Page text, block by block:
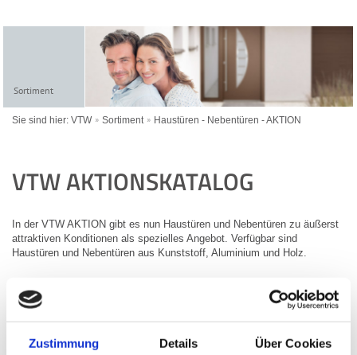
Zustimmung Details Über Cookies
Sortiment
Sie sind hier:VTW Sortiment Haustüren - Nebentüren - AKTION
VTW AKTIONSKATALOG
In der VTW AKTION gibt es nun Haustüren und Nebentüren zu äußerst
attraktiven Konditionen als spezielles Angebot. Verfügbar sind
Haustüren und Nebentüren aus Kunststoff, Aluminium und Holz.
Etliche Türmodelle sind zum Aktionspreis bereits inklusive